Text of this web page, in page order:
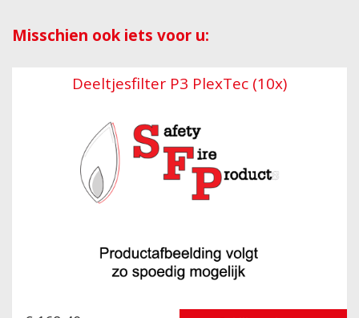
Misschien ook iets voor u:
Deeltjesfilter P3 PlexTec (10x)